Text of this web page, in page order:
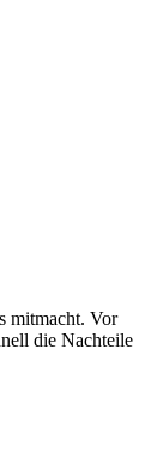
mitmacht. Vor
die Nachteile